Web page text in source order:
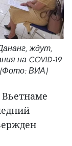
ждут,
на COVID-19
(Фото: ВИА)
Вьетнаме